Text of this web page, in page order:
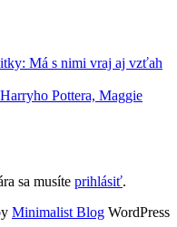
Má s nimi vraj aj vzťah
Pottera, Maggie
sa musíte prihlásiť.
Minimalist Blog WordPress